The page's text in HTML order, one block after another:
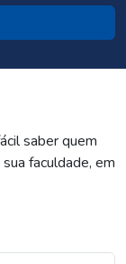
saber quem
faculdade, em